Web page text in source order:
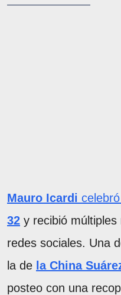
Mauro Icardi
32 y recibió
redes sociales. Una
la de la China
posteo con una